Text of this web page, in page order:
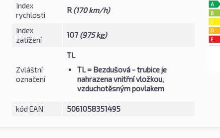
Index
rychlosti
R (170 km/h)
Index
zatížení
107 (975 kg)
Zvláštní
označení
TL
TL= Bezdušová - trubice je
nahrazena vnitřní vložkou,
vzduchotěsným povlakem
kód EAN 5061058351495